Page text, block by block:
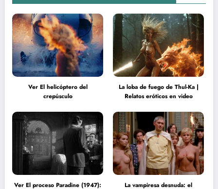
Ver El helicóptero del
crepúsculo
La loba de fuego de Thul-Ka |
Relatos eróticos en video
Ver El proceso Paradine (1947):
La vampiresa desnuda: el